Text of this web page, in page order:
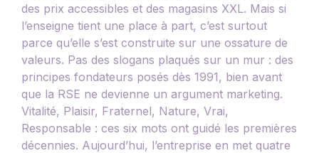
des prix accessibles et des magasins XXL. Mais si
l’enseigne tient une place à part, c’est surtout
parce qu’elle s’est construite sur une ossature de
valeurs. Pas des slogans plaqués sur un mur : des
principes fondateurs posés dès 1991, bien avant
que la RSE ne devienne un argument marketing.
Vitalité, Plaisir, Fraternel, Nature, Vrai,
Responsable : ces six mots ont guidé les premières
décennies. Aujourd’hui, l’entreprise en met quatre